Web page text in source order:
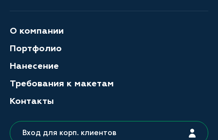
О компании
Портфолио
Нанесение
Требования к макетам
Контакты
Вход для корп. клиентов